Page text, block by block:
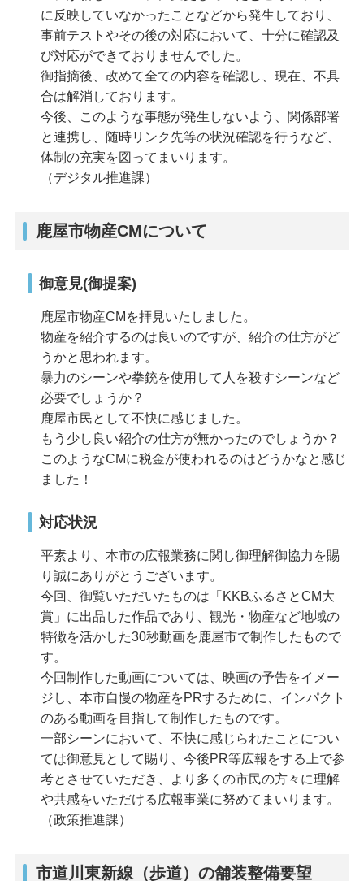
に反映していなかったことなどから発生しており、
事前テストやその後の対応において、十分に確認及
び対応ができておりませんでした。
御指摘後、改めて全ての内容を確認し、現在、不具
合は解消しております。
今後、このような事態が発生しないよう、関係部署
と連携し、随時リンク先等の状況確認を行うなど、
体制の充実を図ってまいります。
（デジタル推進課）
鹿屋市物産CMについて
御意見(御提案)
鹿屋市物産CMを拝見いたしました。
物産を紹介するのは良いのですが、紹介の仕方がど
うかと思われます。
暴力のシーンや拳銃を使用して人を殺すシーンなど
必要でしょうか？
鹿屋市民として不快に感じました。
もう少し良い紹介の仕方が無かったのでしょうか？
このようなCMに税金が使われるのはどうかなと感じ
ました！
対応状況
平素より、本市の広報業務に関し御理解御協力を賜
り誠にありがとうございます。
今回、御覧いただいたものは「KKBふるさとCM大
賞」に出品した作品であり、観光・物産など地域の
特徴を活かした30秒動画を鹿屋市で制作したもので
す。
今回制作した動画については、映画の予告をイメー
ジし、本市自慢の物産をPRするために、インパクト
のある動画を目指して制作したものです。
一部シーンにおいて、不快に感じられたことについ
ては御意見として賜り、今後PR等広報をする上で参
考とさせていただき、より多くの市民の方々に理解
や共感をいただける広報事業に努めてまいります。
（政策推進課）
市道川東新線（歩道）の舗装整備要望